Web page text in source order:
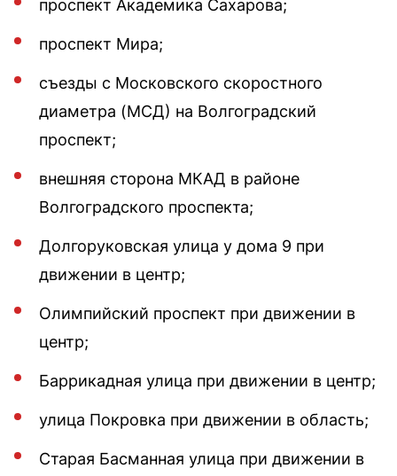
проспект Академика Сахарова;
проспект Мира;
съезды с Московского скоростного
диаметра (МСД) на Волгоградский
проспект;
внешняя сторона МКАД в районе
Волгоградского проспекта;
Долгоруковская улица у дома 9 при
движении в центр;
Олимпийский проспект при движении в
центр;
Баррикадная улица при движении в центр;
улица Покровка при движении в область;
Старая Басманная улица при движении в